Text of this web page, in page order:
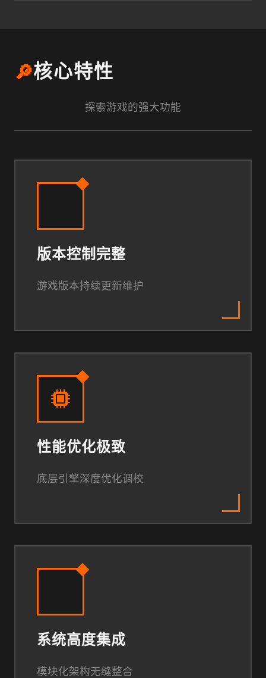
🔎核心特性
探索游戏的强大功能
版本控制完整
游戏版本持续更新维护
性能优化极致
底层引擎深度优化调校
系统高度集成
模块化架构无缝整合